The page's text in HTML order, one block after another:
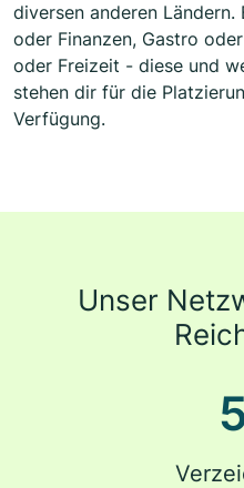
diversen anderen
oder Finanzen, Gastro
oder Freizeit - diese und
stehen dir für die
Verfügung.
Unser